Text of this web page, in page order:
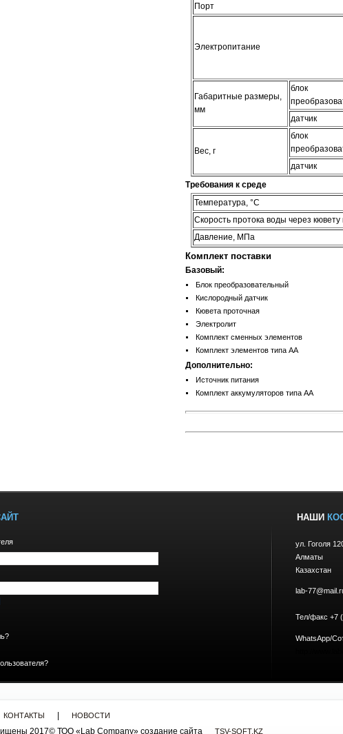
Порт
Электропитание
Габаритные размеры,
мм
блок
датчик
Вес, г
блок
датчик
Требования к среде
Температура, °С
Скорость протока воды через
Давление, МПа
Комплект поставки
Базовый:
Блок преобразовательный
Кислородный датчик
Кювета проточная
Электролит
Комплект сменных элементов
Комплект элементов типа АА
Дополнительно:
Источник питания
Комплект аккумуляторов типа АА
НАШИ
ул. Гоголя
Алматы
Казахстан
lab-
Тел/факс +7
WhatsApp/
КОНТАКТЫ НОВОСТИ
2017© ТОО «Lab Company» cоздание сайта TSV-SOFT.KZ